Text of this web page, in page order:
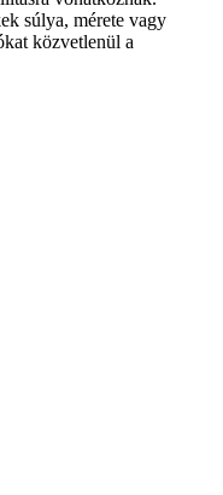
súlya, mérete vagy
közvetlenül a